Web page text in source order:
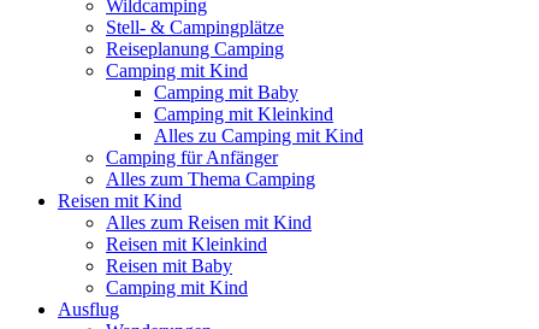
Wildcamping
Stell- & Campingplätze
Reiseplanung Camping
Camping mit Kind
Camping mit Baby
Camping mit Kleinkind
Alles zu Camping mit Kind
Camping für Anfänger
Alles zum Thema Camping
Reisen mit Kind
Alles zum Reisen mit Kind
Reisen mit Kleinkind
Reisen mit Baby
Camping mit Kind
Ausflug